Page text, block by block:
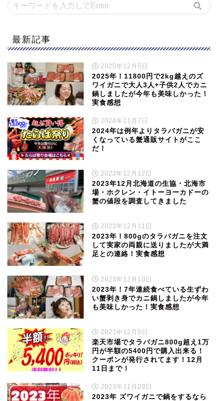
最新記事
2025年12月5日
2025年！11800円で2kg越えのズ
ワイガニで大人3人+子供2人でカニ
鍋しましたが今年も美味しかった！
実食感想
2024年11月7日
2024年は例年よりタラバガニが安
くなっている蟹通販サイトがここ
だ！
2023年12月12日
2023年12月北海道の生協・北海市
場・ホクレン・イトーヨーカドーの
蟹の値段を調査してきました
2023年12月11日
2023年！800gのタラバガニを注文
して実家の両親に送りましたが大満
足との連絡！実食感想
2023年12月10日
2023年！7年連続食べている生ずわ
い蟹剥き身でカニ鍋しましたが今年
も美味しかった！実食感想
2023年12月5日
楽天市場でタラバガニ800g超え1万
円が半額の5400円で購入出来る！
クーポンが発行されてます！12月
11日まで！
2023年11月29日
2023年 ズワイガニで鍋をするなら